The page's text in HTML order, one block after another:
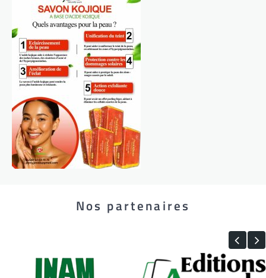
Nos partenaires